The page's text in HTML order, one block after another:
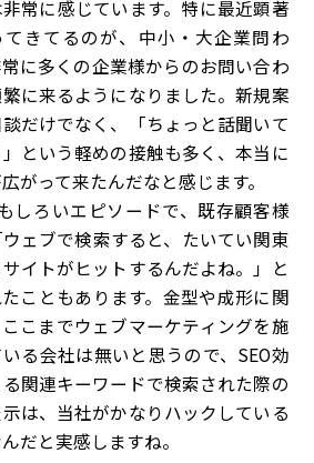
常に感じています。特に最近顕著
てきてるのが、中小・大企業問わ
に多くの企業様からのお問い合わ
に来るようになりました。新規案
だけでなく、「ちょっと話聞いて
という軽めの接触も多く、本当に
がって来たんだなと感じます。
しろいエピソードで、既存顧客様
ェブで検索すると、たいてい関東
イトがヒットするんだよね。」と
こともあります。金型や成形に関
ここまでウェブマーケティングを施
る会社は無いと思うので、SEO効
関連キーワードで検索された際の
は、当社がかなりハックしている
だと実感しますね。